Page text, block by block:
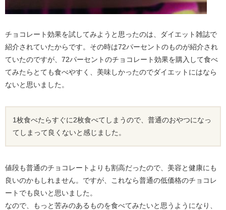
チョコレート効果を試してみようと思ったのは、ダイエット雑誌で
紹介されていたからです。その時は72パーセントのものが紹介され
ていたのですが、72パーセントのチョコレート効果を購入して食べ
てみたらとても食べやすく、美味しかったのでダイエットにはなら
ないと思いました。
1枚食べたらすぐに2枚食べてしまうので、普通のおやつになっ
てしまって良くないと感じました。
値段も普通のチョコレートよりも割高だったので、美容と健康にも
良いのかもしれません。ですが、これなら普通の低価格のチョコレ
ートでも良いと思いました。
なので、もっと苦みのあるものを食べてみたいと思うようになり、